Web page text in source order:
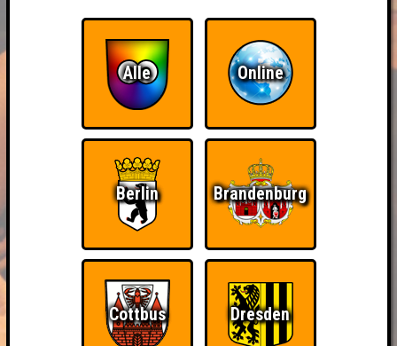
Alle Online
Berlin Brandenburg
Cottbus Dresden